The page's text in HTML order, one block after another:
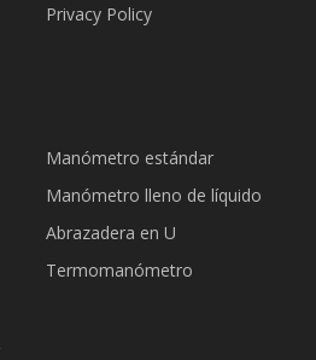
Privacy Policy
Manómetro estándar
Manómetro lleno de líquido
Abrazadera en U
Termomanómetro